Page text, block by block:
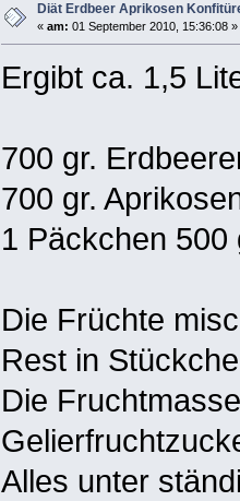
Diät Erdbeer Aprikosen
« am: 01 September 2010, 15:36:08 »
Ergibt ca. 1,5
700 gr.
700 gr.
1 Päckchen
Die Früchte
Rest in
Die
Alles unter